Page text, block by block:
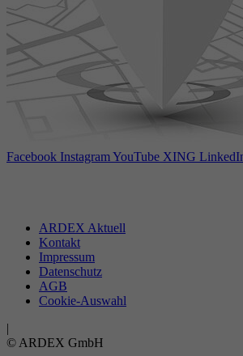
Facebook InstagramYouTube XING
ARDEX Aktuell
Kontakt
Impressum
Datenschutz
AGB
Cookie-Auswahl
|
© ARDEX GmbH